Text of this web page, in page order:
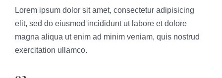
Lorem ipsum dolor sit amet, consectetur adipisicing
elit, sed do eiusmod incididunt ut labore et dolore
magna aliqua ut enim ad minim veniam, quis nostrud
exercitation ullamco.